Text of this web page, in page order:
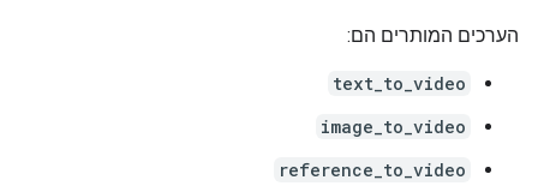
הערכים המותרים הם:
text_to_video
image_to_video
reference_to_video